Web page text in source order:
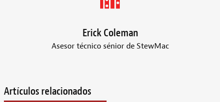
Erick Coleman
Asesor técnico sénior de StewMac
Artículos relacionados